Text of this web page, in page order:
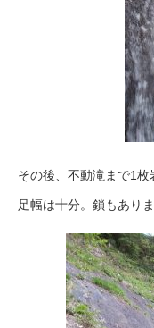
その後、不動滝まで1
足幅は十分。鎖もありま